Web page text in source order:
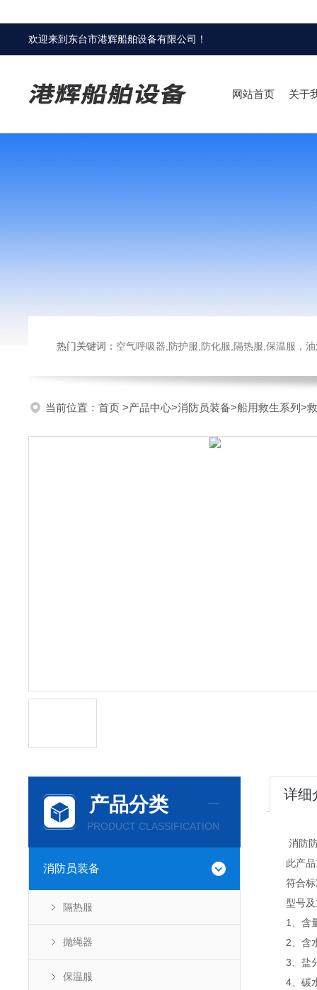
欢迎来到 东台市港辉船舶设备有限公司 ！
网站首页 关于
热门关键词： 空气呼吸器,防护服,防化服,隔热服,保温服，
当前位置： 首页 >产品中心>消防员装备>船用救生系列 >
产品分类
PRODUCT CLASSIFICATION
消防员装备
隔热服
抛绳器
保温服
详细
消防防化
此产品主
符合标准
型号及
1、含
2、含水
3、盐分
4、碳水